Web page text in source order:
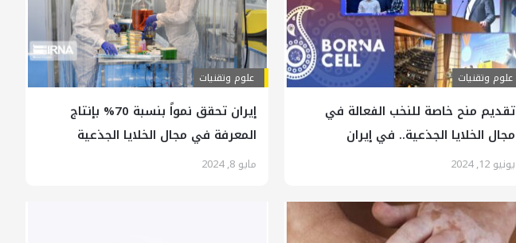
علوم وتقنيات
تقديم منح خاصة للنخب الفعالة في
مجال الخلايا الجذعية.. في إيران
يونيو 12, 2024
علوم وتقنيات
إيران تحقق نمواً بنسبة 70% بإنتاج
المعرفة في مجال الخلايا الجذعية
مايو 8, 2024